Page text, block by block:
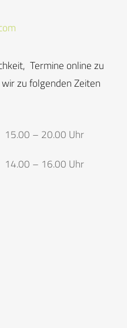
Termine online zu
zu folgenden Zeiten
15.00 – 20.00 Uhr
14.00 – 16.00 Uhr